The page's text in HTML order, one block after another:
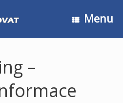
Menu
–